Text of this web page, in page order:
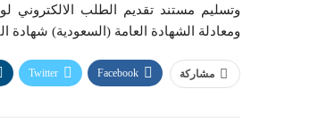
وتسليم مستند تقديم الطلب الالكتروني
ومعادلة الشهادة العامة (السعودية) شهادة
مشاركة Facebook
Twitter